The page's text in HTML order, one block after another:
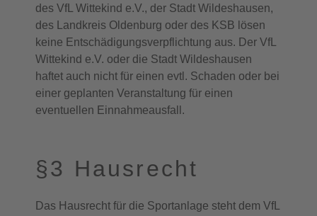
des VfL Wittekind e.V., der Stadt Wildeshausen,
des Landkreis Oldenburg oder des KSB lösen
keine Entschädigungsverpflichtung aus. Der VfL
Wittekind e.V. oder die Stadt Wildeshausen
haftet auch nicht für einen evtl. Schaden oder bei
einer geplanten Veranstaltung für einen
eventuellen Einnahmeausfall.
§3 Hausrecht
Das Hausrecht für die Sportanlage steht dem VfL